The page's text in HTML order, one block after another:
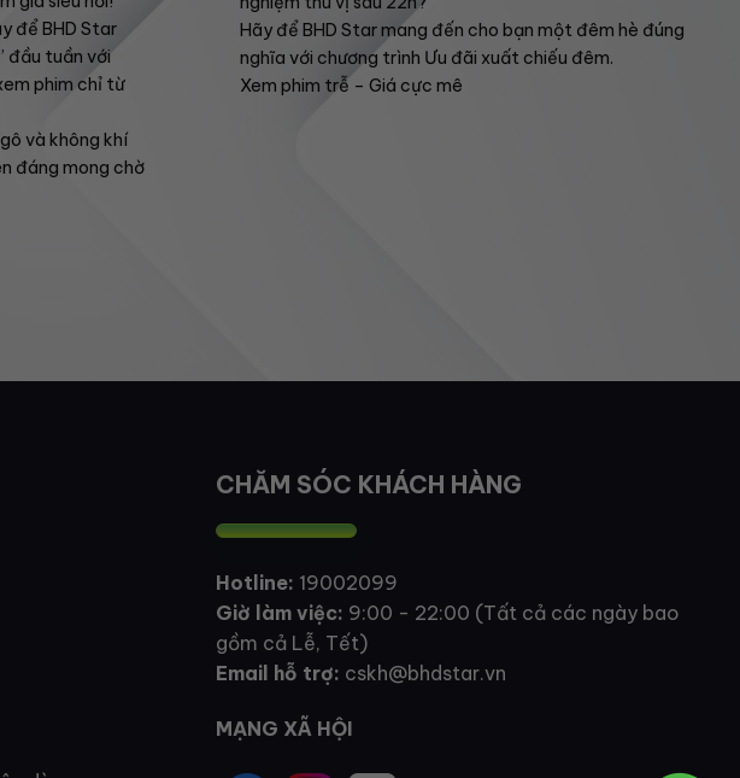
để BHD Star
đầu tuần với
phim chỉ từ
và không khí
đáng mong chờ
Hãy để BHD Star mang đến cho bạn một đêm hè đúng
nghĩa với chương trình Ưu đãi xuất chiếu đêm.
Xem phim trễ – Giá cực mê
CHĂM SÓC KHÁCH HÀNG
Hotline: 19002099
Giờ làm việc: 9:00 - 22:00 (Tất cả các ngày bao
gồm cả Lễ, Tết)
Email hỗ trợ: cskh@bhdstar.vn
MẠNG XÃ HỘI